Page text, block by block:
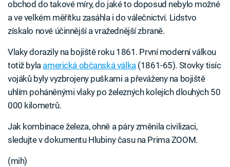
obchod do takové míry, do jaké to doposud nebylo možné
a ve velkém měřítku zasáhla i do válečnictví. Lidstvo
získalo nové účinnější a vražednější zbraně.
Vlaky dorazily na bojiště roku 1861. První moderní válkou
totiž byla americká občanská válka(1861-65). Stovky tisíc
vojáků byly vyzbrojeny puškami a převáženy na bojiště
uhlím poháněnými vlaky po železných kolejích dlouhých 50
000 kilometrů.
Jak kombinace železa, ohně a páry změnila civilizaci,
sledujte v dokumentu Hlubiny času na Prima ZOOM.
(mih)